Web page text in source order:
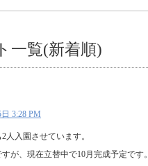
一覧(新着順)
3:28 PM
人入園させています。
が、現在立替中で10月完成予定です。